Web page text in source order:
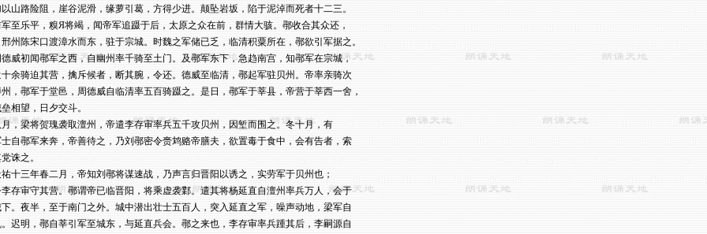
山路险阻，崖谷泥滑，缘萝引葛，方得少进。颠坠岩坂，陷于泥淖而死者十二三。
至乐平，糗Я将竭，闻帝军追蹑于后，太原之众在前，群情大骇。鄩收合其众还，
州陈宋口渡漳水而东，驻于宗城。时魏之军储已乏，临清积粟所在，鄩欲引军据之。
威初闻鄩军之西，自幽州率千骑至土门。及鄩军东下，急趋南宫，知鄩军在宗城，
余骑迫其营，擒斥候者，断其腕，令还。德威至临清，鄩起军驻贝州。帝率亲骑次
，鄩军于堂邑，周德威自临清率五百骑蹑之。是日，鄩军于莘县，帝营于莘西一舍，
相望，日夕交斗。
，梁将贺瑰袭取澶州，帝遣李存审率兵五千攻贝州，因堑而围之。冬十月，有
自鄩军来奔，帝善待之，乃刘鄩密令赍鸩赂帝膳夫，欲置毒于食中，会有告者，索
诛之。
十三年春二月，帝知刘鄩将谋速战，乃声言归晋阳以诱之，实劳军于贝州也；
存审守其营。鄩谓帝已临晋阳，将乘虚袭鄴。遣其将杨延直自澶州率兵万人，会于
。夜半，至于南门之外。城中潜出壮士五百人，突入延直之军，噪声动地，梁军自
迟明，鄩自莘引军至城东，与延直兵会。鄩之来也，李存审率兵踵其后，李嗣源自